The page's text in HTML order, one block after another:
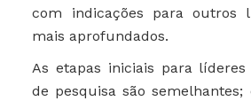
com indicações para outros
mais aprofundados.
As etapas iniciais para líderes
de pesquisa são semelhantes;